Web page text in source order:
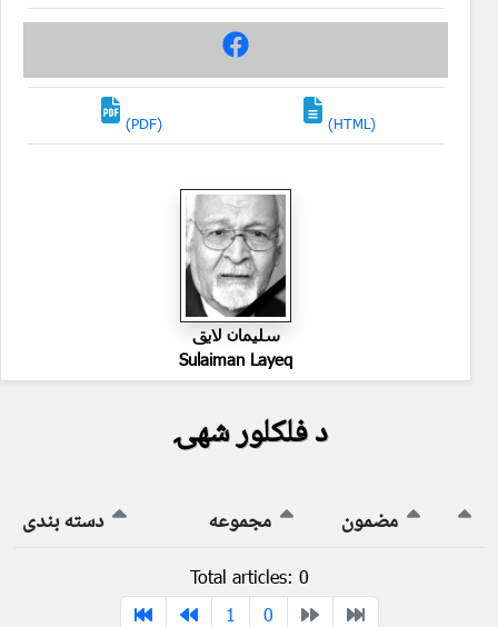
(PDF) (HTML)
سليمان لايق
Sulaiman Layeq
د فلکلور شهۍ
مضمون مجموعه دسته بندی
Total articles: 0
1
0